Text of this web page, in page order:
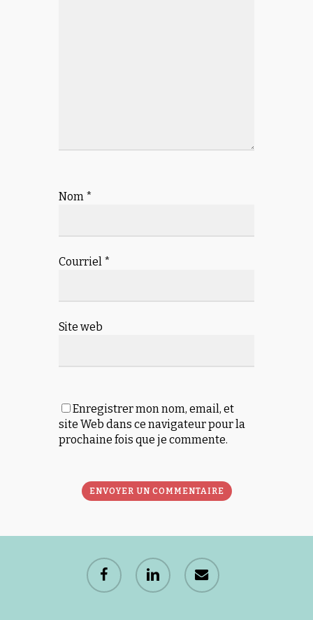
Nom *
Courriel *
Site web
Enregistrer mon nom, email, et
site Web dans ce navigateur pour la
prochaine fois que je commente.
facebook linkedin email